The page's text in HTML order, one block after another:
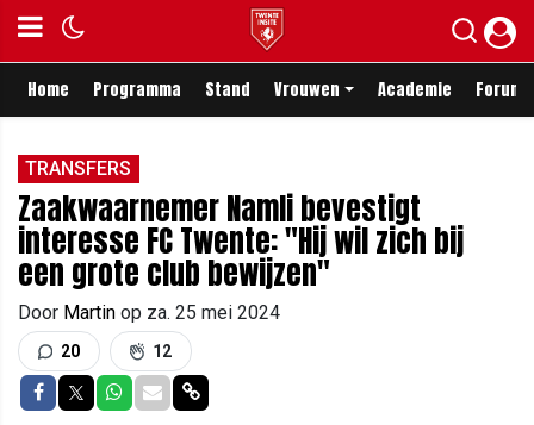
Home Programma Stand Vrouwen Academie Forum
TRANSFERS
Zaakwaarnemer Namli bevestigt
interesse FC Twente: "Hij wil zich bij
een grote club bewijzen"
Door Martin op za. 25 mei 2024
20 12
Delen op Facebook
Delen op Twitter
Delen op Whatsapp
Delen via Mail
Delen via link